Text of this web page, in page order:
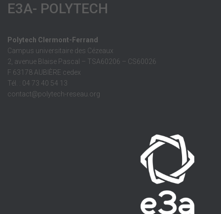
E3A- POLYTECH
Polytech Clermont-Ferrand
Campus universitaire des Cézeaux
2, avenue Blaise Pascal – TSA60206 – CS60026
F 63178 AUBIÈRE cedex
Tél. : 04 73 40 54 13
contact@polytech-reseau.org